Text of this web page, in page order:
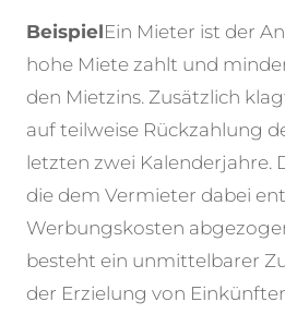
BeispielEin Mieter ist der
hohe Miete zahlt und
den Mietzins. Zusätzlich
auf teilweise Rückzahlung
letzten zwei Kalenderjahre.
die dem Vermieter dabei
Werbungskosten
besteht ein unmittelbarer
der Erzielung von